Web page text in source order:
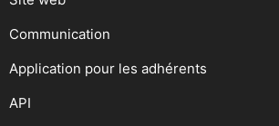
Communication
Application pour les adhérents
API